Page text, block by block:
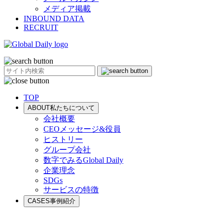
メディア掲載
INBOUND DATA
RECRUIT
TOP
ABOUT私たちについて
会社概要
CEOメッセージ&役員
ヒストリー
グループ会社
数字でみるGlobal Daily
企業理念
SDGs
サービスの特徴
CASES事例紹介